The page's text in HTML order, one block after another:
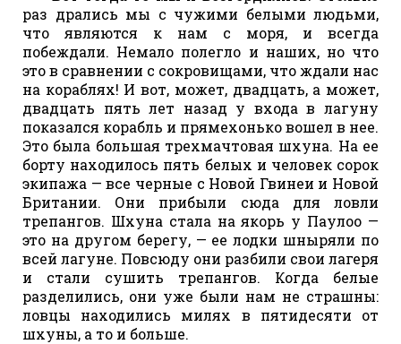
раз дрались мы с чужими белыми людьми,
что являются к нам с моря, и всегда
побеждали. Немало полегло и наших, но что
это в сравнении с сокровищами, что ждали нас
на кораблях! И вот, может, двадцать, а может,
двадцать пять лет назад у входа в лагуну
показался корабль и прямехонько вошел в нее.
Это была большая трехмачтовая шхуна. На ее
борту находилось пять белых и человек сорок
экипажа — все черные с Новой Гвинеи и Новой
Британии. Они прибыли сюда для ловли
трепангов. Шхуна стала на якорь у Паулоо —
это на другом берегу, — ее лодки шныряли по
всей лагуне. Повсюду они разбили свои лагеря
и стали сушить трепангов. Когда белые
разделились, они уже были нам не страшны:
ловцы находились милях в пятидесяти от
шхуны, а то и больше.